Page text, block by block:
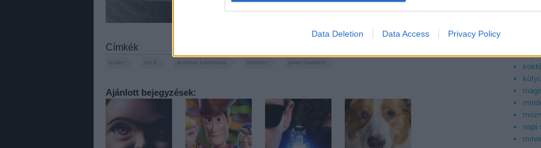
Data Deletion Data Access Privacy Policy
Címkék
trailer sci fi antonio banderas poszter javier bardem
Ajánlott bejegyzések:
napi